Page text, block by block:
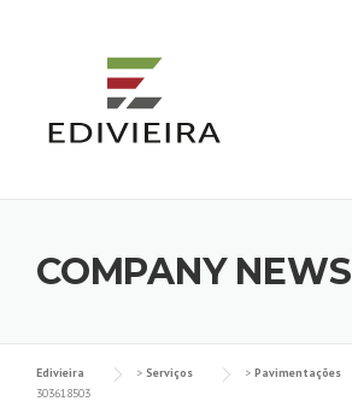
COMPANY NEWS
Edivieira > Serviços > Pavimentações
303618503